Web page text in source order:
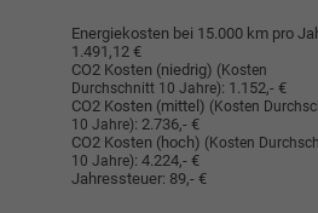
Energiekosten bei 15.000 km pro
1.491,12 €
CO2 Kosten (niedrig) (Kosten
Durchschnitt 10 Jahre): 1.152,- €
CO2 Kosten (mittel) (Kosten
10 Jahre): 2.736,- €
CO2 Kosten (hoch) (Kosten
10 Jahre): 4.224,- €
Jahressteuer: 89,- €